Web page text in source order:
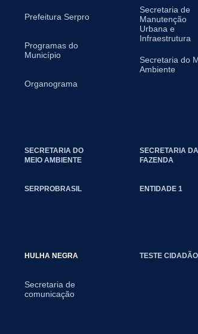
Prefeitura Serpro
Programas do
Município
Organograma
Secretaria de
Manutenção
Urbana e
Infraestrutura
Secretaria do
Ambiente
SECRETARIA DO
MEIO AMBIENTE
SECRETARIA DA
FAZENDA
SERPROBRASIL ENTIDADE 1
HULHA NEGRA
Secretaria de
comunicação
TESTE CIDADÃO